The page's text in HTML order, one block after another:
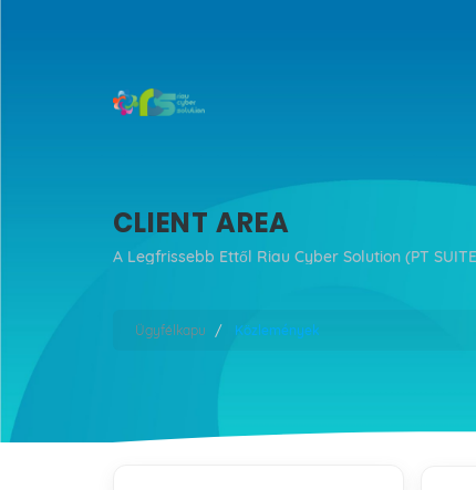
CLIENT AREA
A Legfrissebb Ettől Riau Cyber Solution (PT
Ügyfélkapu Közlemények